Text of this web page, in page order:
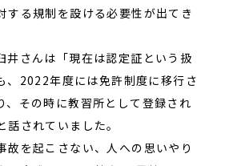
する規制を設ける必要性が出てき
井さんは「現在は認定証という扱
、2022年度には免許制度に移行さ
、その時に教習所として登録され
されていました。
故を起こさない、人への思いやり